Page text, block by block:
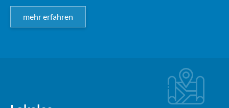
mehr erfahren